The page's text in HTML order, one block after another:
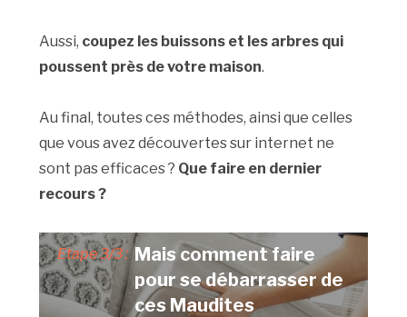
Aussi, coupez les buissons et les arbres qui
poussent près de votre maison.
Au final, toutes ces méthodes, ainsi que celles
que vous avez découvertes sur internet ne
sont pas efficaces ? Que faire en dernier
recours ?
Etape 3/3 : Mais comment faire
pour se débarrasser de
ces Maudites